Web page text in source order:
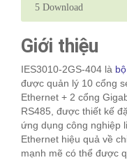
5 Download
Giới thiệu
IES3010-2GS-404 là
được quản lý 10 cổng
Ethernet + 2 cổng
RS485, được thiết kế
ứng dụng công nghiệp
Ethernet hiệu quả về
mạnh mẽ có thể được